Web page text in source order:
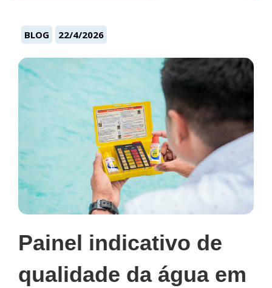
BLOG 22/4/2026
Painel indicativo de
qualidade da água em